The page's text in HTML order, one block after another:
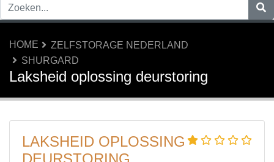
HOME
ZELFSTORAGE NEDERLAND
SHURGARD
Laksheid oplossing deurstoring
LAKSHEID OPLOSSING
DEURSTORING